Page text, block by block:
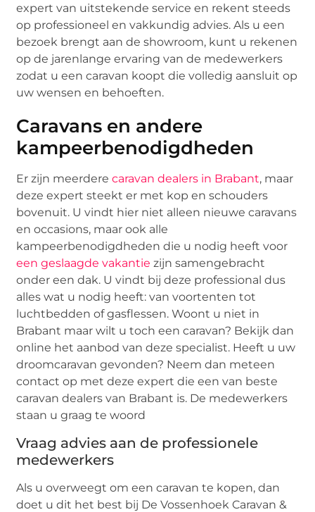
expert van uitstekende service en rekent steeds
op professioneel en vakkundig advies. Als u een
bezoek brengt aan de showroom, kunt u rekenen
op de jarenlange ervaring van de medewerkers
zodat u een caravan koopt die volledig aansluit op
uw wensen en behoeften.
Caravans en andere
kampeerbenodigdheden
Er zijn meerderecaravan dealers in Brabant, maar
deze expert steekt er met kop en schouders
bovenuit. U vindt hier niet alleen nieuwe caravans
en occasions, maar ook alle
kampeerbenodigdheden die u nodig heeft voor
een geslaagde vakantie zijn samengebracht
onder een dak. U vindt bij deze professional dus
alles wat u nodig heeft: van voortenten tot
luchtbedden of gasflessen. Woont u niet in
Brabant maar wilt u toch een caravan? Bekijk dan
online het aanbod van deze specialist. Heeft u uw
droomcaravan gevonden? Neem dan meteen
contact op met deze expert die een van beste
caravan dealers van Brabant is. De medewerkers
staan u graag te woord
Vraag advies aan de professionele
medewerkers
Als u overweegt om een caravan te kopen, dan
doet u dit het best bij De Vossenhoek Caravan &